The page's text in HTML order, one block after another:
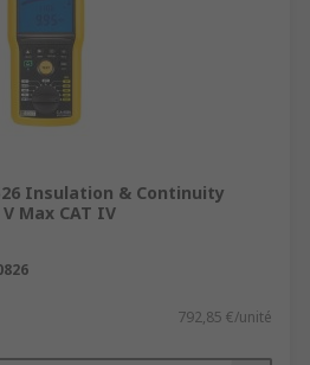
Insulation & Continuity
Max CAT IV
792,85 €/unité